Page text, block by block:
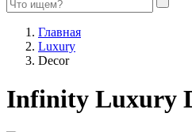
Главная
Luxury
Decor
Infinity Luxury